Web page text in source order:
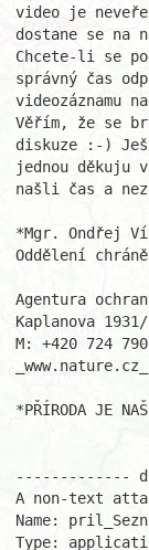
video je
dostane se na
Chcete-li se
správný čas
videozáznamu
Věřím, že se
diskuze :-)
jednou děkuju
našli čas a
*Mgr. Ondřej
Oddělení
Agentura
Kaplanova
M: +420 724
*PŘÍRODA JE
-------------
A non-text
Name:
Type: